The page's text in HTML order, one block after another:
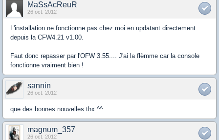
MaSsAcReuR
26 oct. 2012
L'installation ne fonctionne pas chez moi en updatant directement
depuis la CFW4.21 v1.00.
Faut donc repasser par l'OFW 3.55.... J'ai la flèmme car la console
fonctionne vraiment bien !
sannin
26 oct. 2012
que des bonnes nouvelles thx ^^
magnum_357
26 oct. 2012